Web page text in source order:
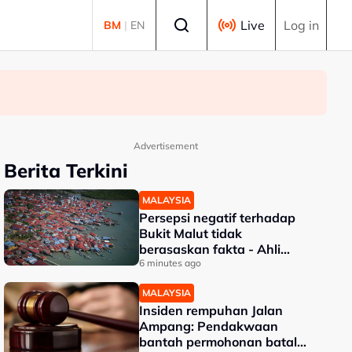
BM | EN Live Log in
Advertisement
Berita Terkini
MALAYSIA
Persepsi negatif terhadap
Bukit Malut tidak
berasaskan fakta - Ahli
Akademik
6 minutes ago
MALAYSIA
Insiden rempuhan Jalan
Ampang: Pendakwaan
bantah permohonan batal